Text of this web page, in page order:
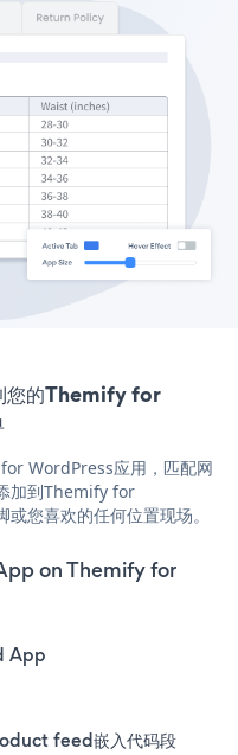
您的Themify for
WordPress应用，匹配网
加到Themify for
您喜欢的任何位置现场。
on Themify for
App
feed嵌入代码段